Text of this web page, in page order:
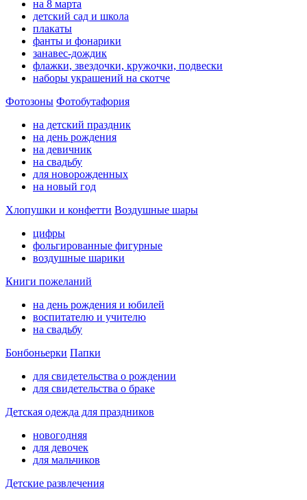
на 8 марта
детский сад и школа
плакаты
фанты и фонарики
занавес-дождик
флажки, звездочки, кружочки, подвески
наборы украшений на скотче
Фотозоны Фотобутафория
на детский праздник
на день рождения
на девичник
на свадьбу
для новорожденных
на новый год
Хлопушки и конфетти Воздушные шары
цифры
фольгированные фигурные
воздушные шарики
Книги пожеланий
на день рождения и юбилей
воспитателю и учителю
на свадьбу
Бонбоньерки Папки
для свидетельства о рождении
для свидетельства о браке
Детская одежда для праздников
новогодняя
для девочек
для мальчиков
Детские развлечения